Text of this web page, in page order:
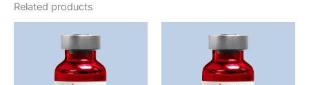
Related products